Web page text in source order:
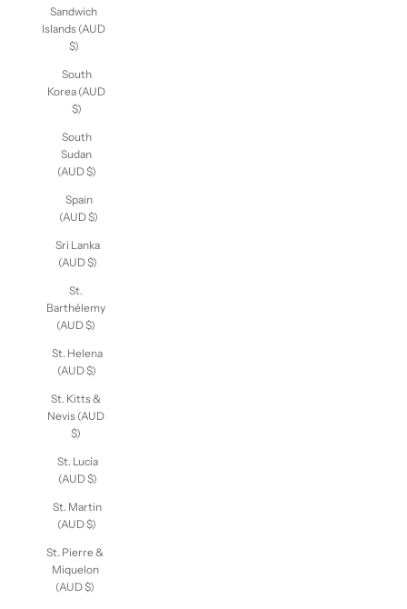
Sandwich
Islands
(AUD $)
South
Korea
(AUD $)
South
Sudan
(AUD $)
Spain
(AUD $)
Sri Lanka
(AUD $)
St.
Barthélemy
(AUD $)
St. Helena
(AUD $)
St. Kitts &
Nevis
(AUD $)
St. Lucia
(AUD $)
St. Martin
(AUD $)
St. Pierre &
Miquelon
(AUD $)